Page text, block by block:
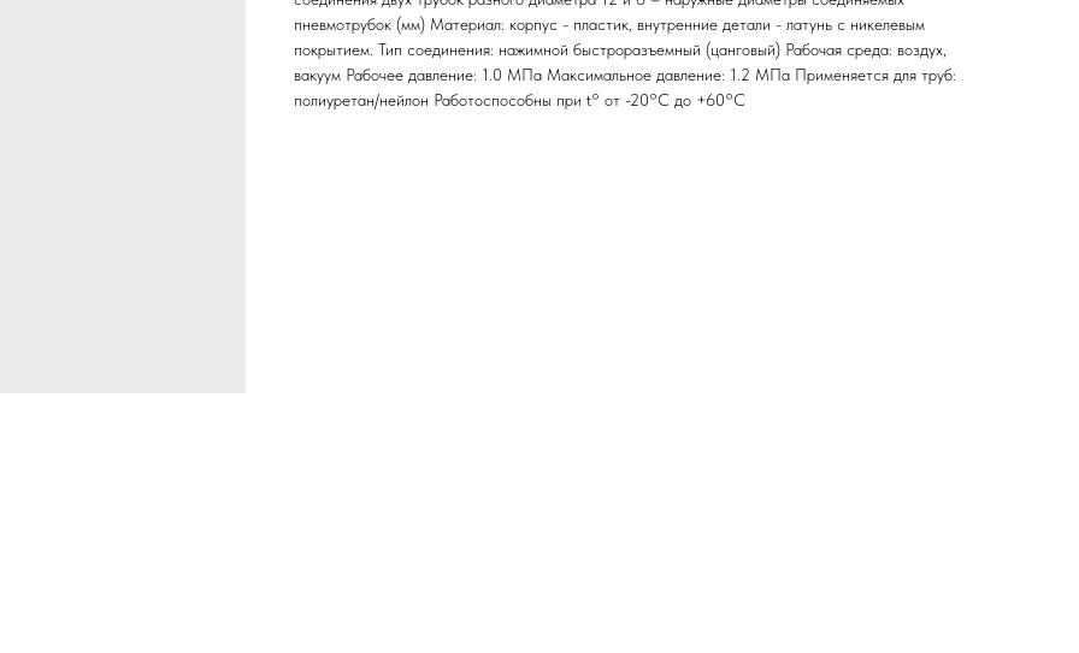
пневмотрубок (мм) Материал: корпус - пластик, внутренние детали - латунь с никелевым
покрытием. Тип соединения: нажимной быстроразъемный (цанговый) Рабочая среда: воздух,
вакуум Рабочее давление: 1.0 МПа Максимальное давление: 1.2 МПа Применяется для труб:
полиуретан/нейлон Работоспособны при t° от -20°С до +60°С